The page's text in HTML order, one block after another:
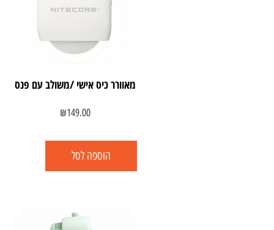
מאוורר כיס אישי /משולב עם פנס
₪149.00
הוספה לסל